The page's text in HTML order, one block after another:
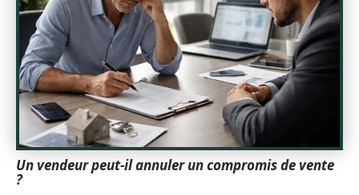
Un vendeur peut-il annuler un compromis de vente
?